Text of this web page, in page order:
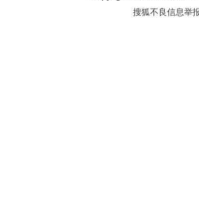
搜狐不良信息举